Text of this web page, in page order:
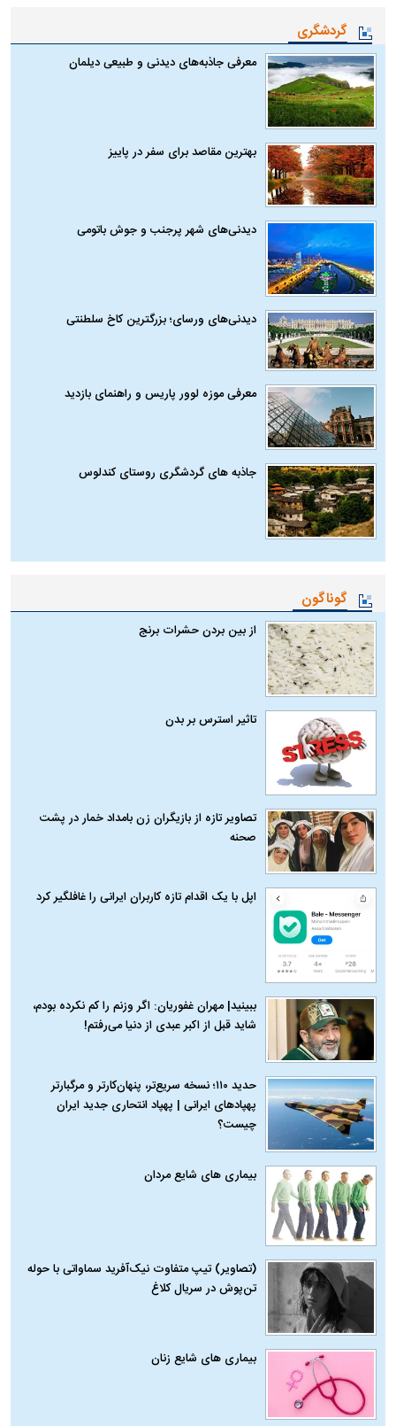
گردشگری
معرفی جاذبه‌های دیدنی و طبیعی دیلمان
بهترین مقاصد برای سفر در پاییز
دیدنی‌های شهر پرجنب و جوش باتومی
دیدنی‌های ورسای؛ بزرگترین کاخ سلطنتی
معرفی موزه لوور پاریس و راهنمای بازدید
جاذبه های گردشگری روستای کندلوس
گوناگون
از بین بردن حشرات برنج
تاثیر استرس بر بدن
تصاویر تازه از بازیگران زن بامداد خمار در پشت
صحنه
اپل با یک اقدام تازه کاربران ایرانی را غافلگیر کرد
ببینید| مهران غفوریان: اگر وزنم را کم نکرده بودم،
شاید قبل از اکبر عبدی از دنیا می‌رفتم!
حدید ۱۱۰؛ نسخه سریع‌تر، پنهان‌کارتر و مرگبارتر
پهپادهای ایرانی | پهپاد انتحاری جدید ایران
چیست؟
بیماری‌ های شایع مردان
(تصاویر) تیپ متفاوت نیک‌آفرید سماواتی با حوله
تن‌پوش در سریال کلاغ
بیماری‌ های شایع زنان